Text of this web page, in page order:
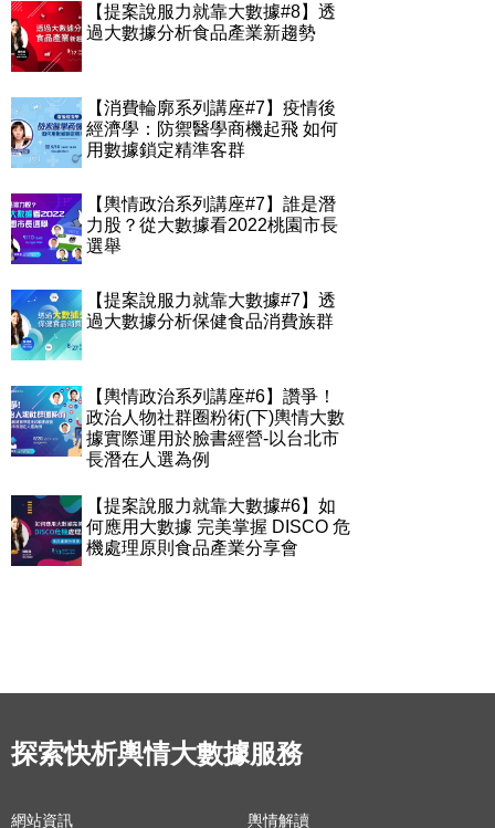
【提案說服力就靠大數據#8】透
過大數據分析食品產業新趨勢
【消費輪廓系列講座#7】疫情後
經濟學：防禦醫學商機起飛 如何
用數據鎖定精準客群
【輿情政治系列講座#7】誰是潛
力股？從大數據看2022桃園市長
選舉
【提案說服力就靠大數據#7】透
過大數據分析保健食品消費族群
【輿情政治系列講座#6】讚爭！
政治人物社群圈粉術(下)輿情大數
據實際運用於臉書經營-以台北市
長潛在人選為例
【提案說服力就靠大數據#6】如
何應用大數據 完美掌握 DISCO 危
機處理原則食品產業分享會
探索快析輿情大數據服務
網站資訊 輿情解讀